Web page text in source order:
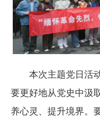
本次主题党日活
要更好地从党史中汲
养心灵、提升境界。